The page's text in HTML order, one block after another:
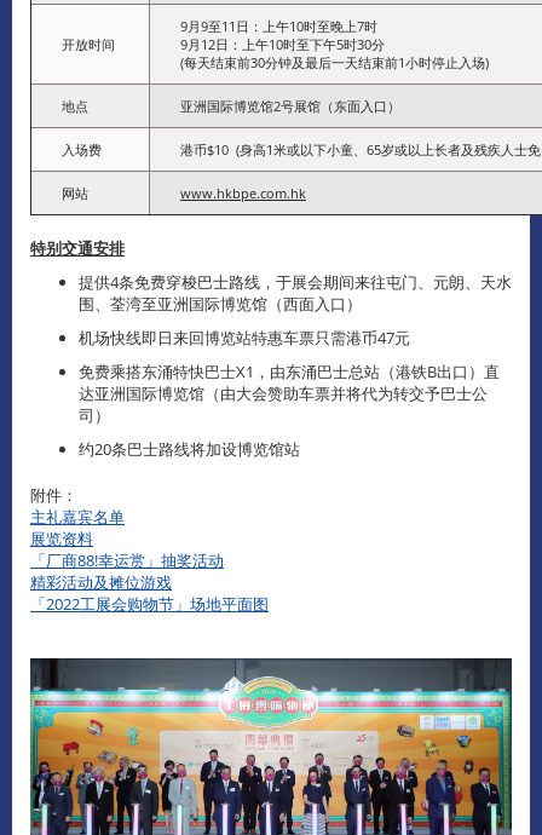
开放时间
9月9至11日：上午10时至晚上7时
9月12日：上午10时至下午5时30分
(每天结束前30分钟及最后一天结束前1小时停止入场)
地点 亚洲国际博览馆2号展馆（东面入口）
入场费 港币$10 (身高1米或以下小童、65岁或以上长者及残疾人士
网站 www.hkbpe.com.hk
特别交通安排
提供4条免费穿梭巴士路线，于展会期间来往屯门、元朗、天水
围、荃湾至亚洲国际博览馆（西面入口）
机场快线即日来回博览站特惠车票只需港币47元
免费乘搭东涌特快巴士X1，由东涌巴士总站（港铁B出口）直
达亚洲国际博览馆（由大会赞助车票并将代为转交予巴士公
司）
约20条巴士路线将加设博览馆站
附件：
主礼嘉宾名单
展览资料
「厂商88!幸运赏」抽奖活动
精彩活动及摊位游戏
「2022工展会购物节」场地平面图